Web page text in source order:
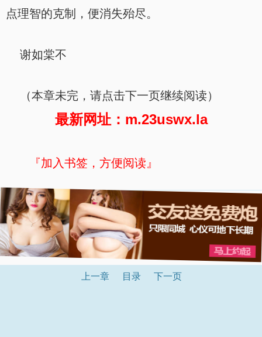
点理智的克制，便消失殆尽。
谢如棠不
（本章未完，请点击下一页继续阅读）
最新网址：m.23uswx.la
『加入书签，方便阅读』
上一章 目录 下一页